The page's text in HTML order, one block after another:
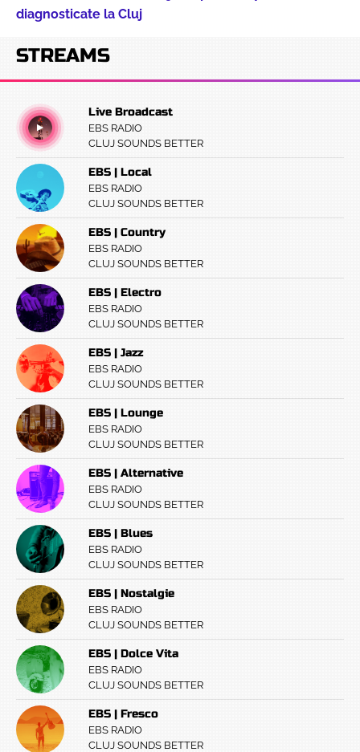
diagnosticate la Cluj
STREAMS
Live Broadcast
EBS RADIO
CLUJ SOUNDS BETTER
EBS | Local
EBS RADIO
CLUJ SOUNDS BETTER
EBS | Country
EBS RADIO
CLUJ SOUNDS BETTER
EBS | Electro
EBS RADIO
CLUJ SOUNDS BETTER
EBS | Jazz
EBS RADIO
CLUJ SOUNDS BETTER
EBS | Lounge
EBS RADIO
CLUJ SOUNDS BETTER
EBS | Alternative
EBS RADIO
CLUJ SOUNDS BETTER
EBS | Blues
EBS RADIO
CLUJ SOUNDS BETTER
EBS | Nostalgie
EBS RADIO
CLUJ SOUNDS BETTER
EBS | Dolce Vita
EBS RADIO
CLUJ SOUNDS BETTER
EBS | Fresco
EBS RADIO
CLUJ SOUNDS BETTER